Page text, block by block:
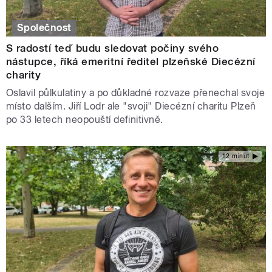
Společnost
S radostí teď budu sledovat počiny svého
nástupce, říká emeritní ředitel plzeňské Diecézní
charity
Oslavil půlkulatiny a po důkladné rozvaze přenechal svoje
místo dalším. Jiří Lodr ale "svoji" Diecézní charitu Plzeň
po 33 letech neopouští definitivně.
12 minut